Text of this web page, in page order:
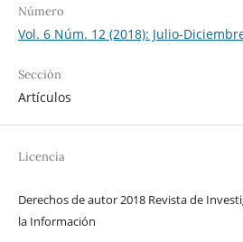
Número
Vol. 6 Núm. 12 (2018): Julio-
Sección
Artículos
Licencia
Derechos de autor 2018 Revista de
la Información